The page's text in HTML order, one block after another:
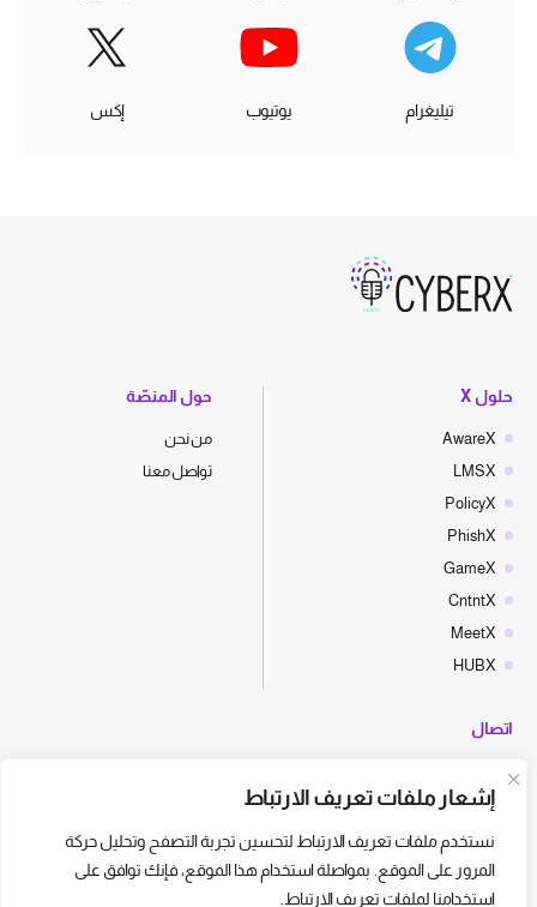
إشعار ملفات تعريف الارتباط
نستخدم ملفات تعريف الارتباط لتحسين تجربة التصفح وتحليل حركة
المرور على الموقع. بمواصلة استخدام هذا الموقع، فإنك توافق على
استخدامنا لملفات تعريف الارتباط.
تيليغرام يوتيوب إكس
حلول X
AwareX
LMSX
PolicyX
PhishX
GameX
CntntX
MeetX
HUBX
حول المنصّة
من نحن
تواصل معنا
اتصال
hello@cyberx.world